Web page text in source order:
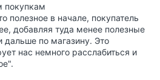
покупкам
полезное в начале, покупатель
добавляя туда менее полезные
дальше по магазину. Это
нас немного расслабиться и